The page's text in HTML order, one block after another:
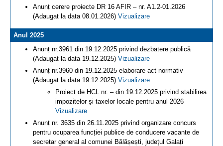
Anunț cerere proiecte DR 16 AFIR – nr. A1.2-01.2026
(Adaugat la data 08.01.2026) Vizualizare
Anul 2025
Anunț nr.3961 din 19.12.2025 privind dezbatere publică
(Adaugat la data 19.12.2025) Vizualizare
Anunț nr.3960 din 19.12.2025 elaborare act normativ
(Adaugat la data 19.12.2025) Vizualizare
Proiect de HCL nr. – din 19.12.2025 privind stabilirea
impozitelor și taxelor locale pentru anul 2026
Vizualizare
Anunț nr. 3635 din 26.11.2025 privind organizare concurs
pentru ocuparea funcției publice de conducere vacante de
secretar general al comunei Bălășești, județul Galați